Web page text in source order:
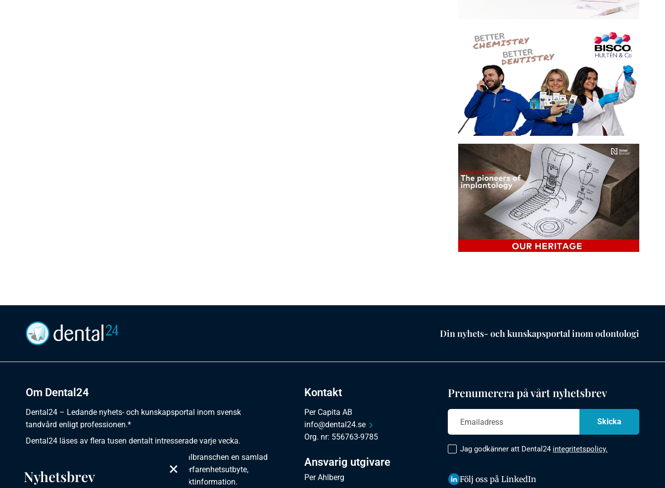
Din nyhets- och kunskapsportal inom odontologi
Om Dental24
Dental24 – Ledande nyhets- och kunskapsportal inom svensk
tandvård enligt professionen.*
Dental24 läses av flera tusen dentalt intresserade varje vecka.
Dental24 erbjuder yrkesverksamma inom dentalbranschen en samlad
plats för nyheter, kunskap, aktuella händelser, erfarenhetsutbyte,
utbildningar, artiklar, dokumentation och produktinformation.
Kontakt
Per Capita AB
info@dental24.se
Org. nr: 556763-9785
Ansvarig utgivare
Per Ahlberg
Prenumerera på vårt nyhetsbrev
Jag godkänner att Dental24 integritetspolicy.
Följ oss på LinkedIn
×
Nyhetsbrev